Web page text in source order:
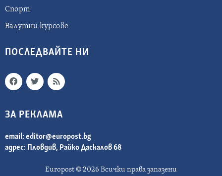
Спорт
Валутни курсове
ПОСЛЕДВАЙТЕ НИ
ЗА РЕКЛАМА
email: editor@europost.bg
адрес: Пловдив, Райко Даскалов 68
Europost © 2026 Всички права запазени